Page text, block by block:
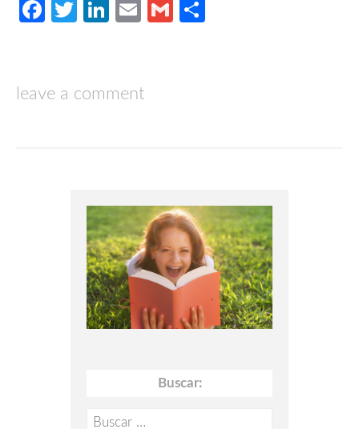
Facebook
TwitterLinkedIn
EmailGmail
leave a comment
Buscar:
Buscar: